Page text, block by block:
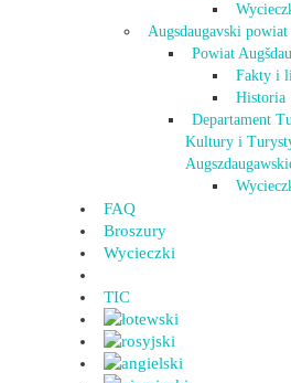
Augsdaugavski powiat
Powiat
Fakty i
Historia
Departament
Kultury i
FAQ
Broszury
Wycieczki
TIC